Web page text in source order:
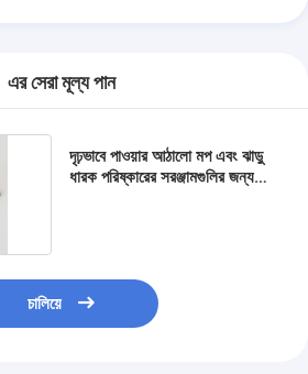
এর সেরা মূল্য পান
দৃঢ়ভাবে পাওয়ার আঠালো মপ এবং ঝাড়ু
ধারক পরিষ্কারের সরঞ্জামগুলির জন্য
চালিয়ে